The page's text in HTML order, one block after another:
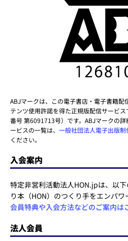
ABJマークは、この電子書店・電子書籍配
テンツ使用許諾を得た正規版配信サービ
番号 第6091713号）です。ABJマークの
ービスの一覧は、 一般社団法人電子出版
ください。
入会案内
特定非営利活動法人HON.jpは、以
り本（HON）のつくり手をエンパワ
会員特典や入会方法などのご案内は
法人会員